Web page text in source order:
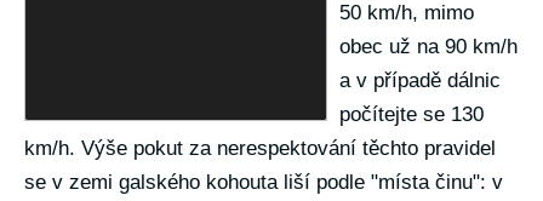
50 km/h, mimo
obec už na 90 km/h
a v případě dálnic
počítejte se 130
km/h. Výše pokut za nerespektování těchto pravidel
se v zemi galského kohouta liší podle "místa činu": v